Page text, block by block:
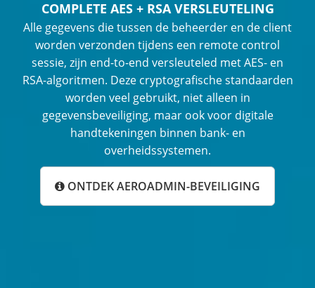
COMPLETE AES + RSA VERSLEUTELING
Alle gegevens die tussen de beheerder en de client
worden verzonden tijdens een remote control
sessie, zijn end-to-end versleuteled met AES- en
RSA-algoritmen. Deze cryptografische standaarden
worden veel gebruikt, niet alleen in
gegevensbeveiliging, maar ook voor digitale
handtekeningen binnen bank- en
overheidssystemen.
ONTDEK AEROADMIN-BEVEILIGING